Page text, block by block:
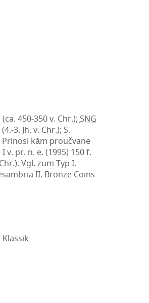
450-350 v. Chr.); SNG
3. Jh. v. Chr.); S.
kăm proučvane
v. pr. n. e. (1995) 150 f.
Vgl. zum Typ I.
II. Bronze Coins